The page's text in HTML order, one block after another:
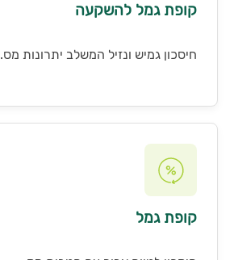
קופת גמל להשקעה
חיסכון גמיש ונזיל המשלב יתרונות מס.
קופת גמל